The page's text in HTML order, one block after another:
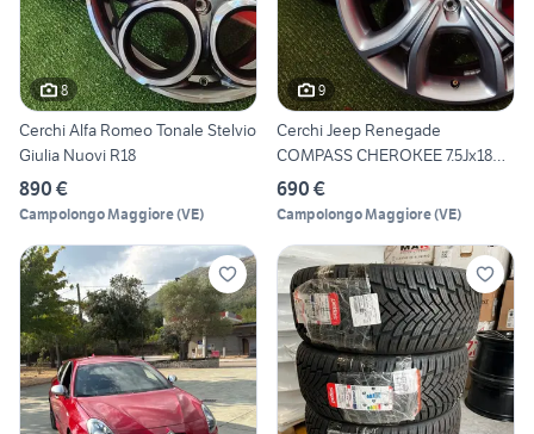
8
Cerchi Alfa Romeo Tonale Stelvio
Giulia Nuovi R18
890 €
Campolongo Maggiore(VE)
9
Cerchi Jeep Renegade
COMPASS CHEROKEE 7.5Jx18
ET37
690 €
Campolongo Maggiore(VE)